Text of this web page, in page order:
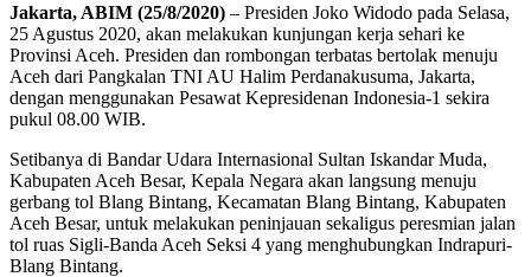
Jakarta, ABIM (25/8/2020) – Presiden Joko Widodo pada Selasa,
25 Agustus 2020, akan melakukan kunjungan kerja sehari ke
Provinsi Aceh. Presiden dan rombongan terbatas bertolak menuju
Aceh dari Pangkalan TNI AU Halim Perdanakusuma, Jakarta,
dengan menggunakan Pesawat Kepresidenan Indonesia-1 sekira
pukul 08.00 WIB.
Setibanya di Bandar Udara Internasional Sultan Iskandar Muda,
Kabupaten Aceh Besar, Kepala Negara akan langsung menuju
gerbang tol Blang Bintang, Kecamatan Blang Bintang, Kabupaten
Aceh Besar, untuk melakukan peninjauan sekaligus peresmian jalan
tol ruas Sigli-Banda Aceh Seksi 4 yang menghubungkan Indrapuri-
Blang Bintang.